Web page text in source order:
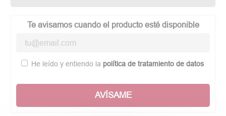
Te avisamos cuando el producto esté disponible
He leído y entiendo la política de tratamiento de datos
AVÍSAME